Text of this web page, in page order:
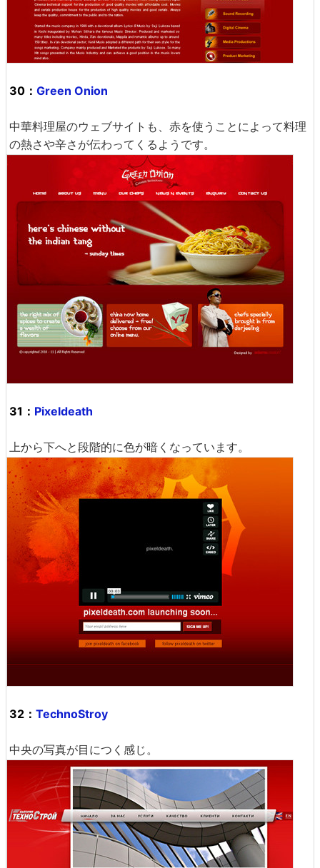
30： Green Onion
中華料理屋のウェブサイトも、赤を使うことによって料理
の熱さや辛さが伝わってくるようです。
31： Pixeldeath
上から下へと段階的に色が暗くなっています。
32： TechnoStroy
中央の写真が目につく感じ。